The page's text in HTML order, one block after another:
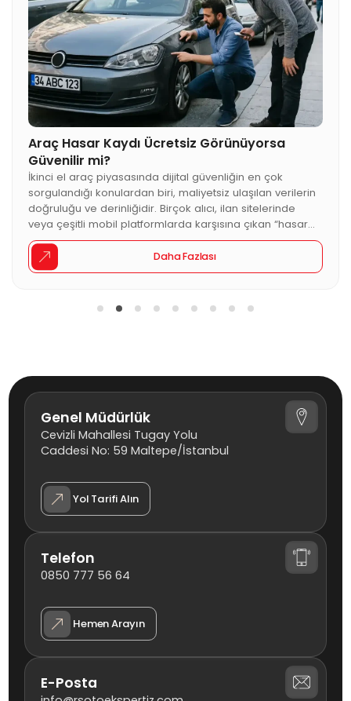
Araç Hasar Kaydı Ücretsiz Görünüyorsa
Güvenilir mi?
İkinci el araç piyasasında dijital güvenliğin en çok
sorgulandığı konulardan biri, maliyetsiz ulaşılan verilerin
doğruluğu ve derinliğidir. Birçok alıcı, ilan sitelerinde
veya çeşitli mobil platformlarda karşısına çıkan “hasar
kaydı yoktur” ibaresini mutlak bir gerçeklik olarak kabul
etme eğilimindedir. Ancak otomobilin geçmişini dijital bir
süzgeçten geçirirken kullanılan aracın niteliği, elde
Daha Fazlası
Genel Müdürlük
Cevizli Mahallesi Tugay Yolu
Caddesi No: 59 Maltepe/İstanbul
Yol Tarifi Alın
Telefon
0850 777 56 64
Hemen Arayın
E-Posta